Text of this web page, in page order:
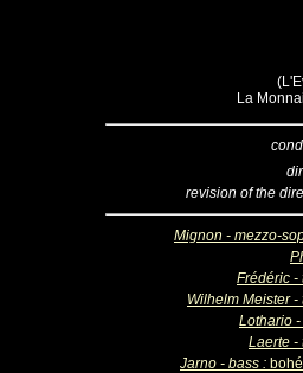
La
revision of the
Mignon - mezzo-
Frédéric -
Wilhelm Meister -
Lothario
Laerte -
Jarno - bass :